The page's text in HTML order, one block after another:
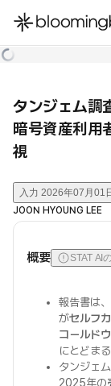
한국어
タンジェム調
暗号資産利用
視
入力 2026年07月01
JOON HYOUNG LEE
概要 STAT AI
報告書は
がセルフ
コールド
にとどま
タンジェム
2025年の